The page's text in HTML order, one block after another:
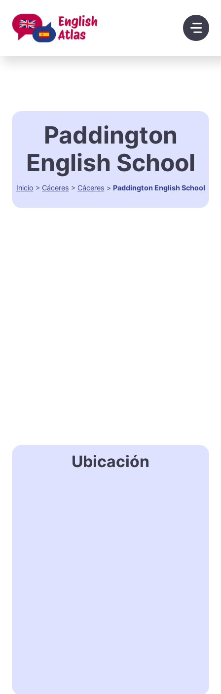
contenido
Paddington
English School
Inicio > Cáceres > Cáceres‎ > Paddington English School
Ubicación